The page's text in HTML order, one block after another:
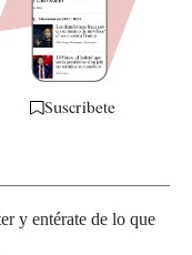
Suscríbete
y entérate de lo que